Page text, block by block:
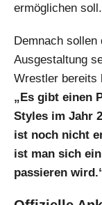
ermöglichen soll.
Demnach
Ausgestaltung
Wrestler bereits
„Es gibt einen
Styles im Jahr
ist noch nicht
ist man sich
passieren